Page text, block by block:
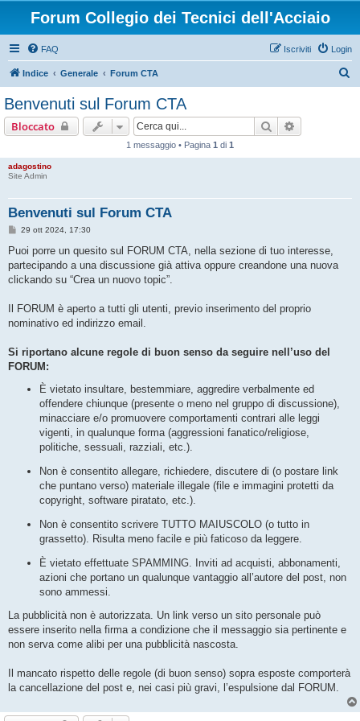
Forum Collegio dei Tecnici dell'Acciaio
FAQ Login
Iscriviti
Indice Generale Forum CTA
Benvenuti sul Forum CTA
Bloccato Cerca
1 messaggio • Pagina 1 di 1
adagostino
Site Admin
Benvenuti sul Forum CTA
M
s
a
g
o
29 ott 2024, 17:30
Puoi porre un quesito sul FORUM CTA, nella sezione di tuo interesse,
partecipando a una discussione già attiva oppure creandone una nuova
clickando su “Crea un nuovo topic”.
Il FORUM è aperto a tutti gli utenti, previo inserimento del proprio
nominativo ed indirizzo email.
Si riportano alcune regole di buon senso da seguire nell’uso del
FORUM:
È vietato insultare, bestemmiare, aggredire verbalmente ed
offendere chiunque (presente o meno nel gruppo di discussione),
minacciare e/o promuovere comportamenti contrari alle leggi
vigenti, in qualunque forma (aggressioni fanatico/religiose,
politiche, sessuali, razziali, etc.).
Non è consentito allegare, richiedere, discutere di (o postare link
che puntano verso) materiale illegale (file e immagini protetti da
copyright, software piratato, etc.).
Non è consentito scrivere TUTTO MAIUSCOLO (o tutto in
grassetto). Risulta meno facile e più faticoso da leggere.
È vietato effettuate SPAMMING. Inviti ad acquisti, abbonamenti,
azioni che portano un qualunque vantaggio all’autore del post, non
sono ammessi.
La pubblicità non è autorizzata. Un link verso un sito personale può
essere inserito nella firma a condizione che il messaggio sia pertinente e
non serva come alibi per una pubblicità nascosta.
Il mancato rispetto delle regole (di buon senso) sopra esposte comporterà
la cancellazione del post e, nei casi più gravi, l’espulsione dal FORUM.